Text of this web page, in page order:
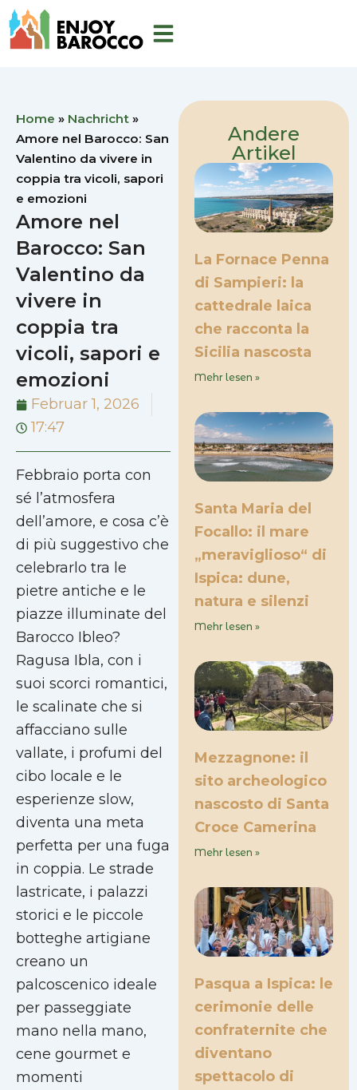
Zum
Inhalt
Home » Nachricht »
Amore nel Barocco: San
Valentino da vivere in
coppia tra vicoli, sapori
e emozioni
Amore nel
Barocco: San
Valentino da
vivere in
coppia tra
vicoli, sapori e
emozioni
Februar 1, 2026
17:47
Febbraio porta con
sé l’atmosfera
dell’amore, e cosa c’è
di più suggestivo che
celebrarlo tra le
pietre antiche e le
piazze illuminate del
Barocco Ibleo?
Ragusa Ibla, con i
suoi scorci romantici,
le scalinate che si
affacciano sulle
vallate, i profumi del
cibo locale e le
esperienze slow,
diventa una meta
perfetta per una fuga
in coppia. Le strade
lastricate, i palazzi
storici e le piccole
botteghe artigiane
creano un
palcoscenico ideale
per passeggiate
mano nella mano,
cene gourmet e
momenti
Andere
Artikel
La Fornace Penna
di Sampieri: la
cattedrale laica
che racconta la
Sicilia nascosta
Mehr lesen »
Santa Maria del
Focallo: il mare
„meraviglioso“ di
Ispica: dune,
natura e silenzi
Mehr lesen »
Mezzagnone: il
sito archeologico
nascosto di Santa
Croce Camerina
Mehr lesen »
Pasqua a Ispica: le
cerimonie delle
confraternite che
diventano
spettacolo di